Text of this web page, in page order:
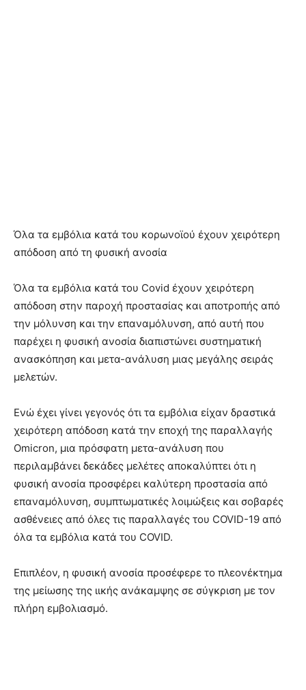
Όλα τα εμβόλια κατά του κορωνοϊού έχουν χειρότερη
απόδοση από τη φυσική ανοσία
Όλα τα εμβόλια κατά του Covid έχουν χειρότερη
απόδοση στην παροχή προστασίας και αποτροπής από
την μόλυνση και την επαναμόλυνση, από αυτή που
παρέχει η φυσική ανοσία διαπιστώνει συστηματική
ανασκόπηση και μετα-ανάλυση μιας μεγάλης σειράς
μελετών.
Ενώ έχει γίνει γεγονός ότι τα εμβόλια είχαν δραστικά
χειρότερη απόδοση κατά την εποχή της παραλλαγής
Omicron, μια πρόσφατη μετα-ανάλυση που
περιλαμβάνει δεκάδες μελέτες αποκαλύπτει ότι η
φυσική ανοσία προσφέρει καλύτερη προστασία από
επαναμόλυνση, συμπτωματικές λοιμώξεις και σοβαρές
ασθένειες από όλες τις παραλλαγές του COVID-19 από
όλα τα εμβόλια κατά του COVID.
Επιπλέον, η φυσική ανοσία προσέφερε το πλεονέκτημα
της μείωσης της ιικής ανάκαμψης σε σύγκριση με τον
πλήρη εμβολιασμό.